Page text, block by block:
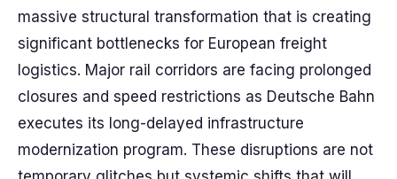
massive structural transformation that is creating
significant bottlenecks for European freight
logistics. Major rail corridors are facing prolonged
closures and speed restrictions as Deutsche Bahn
executes its long-delayed infrastructure
modernization program. These disruptions are not